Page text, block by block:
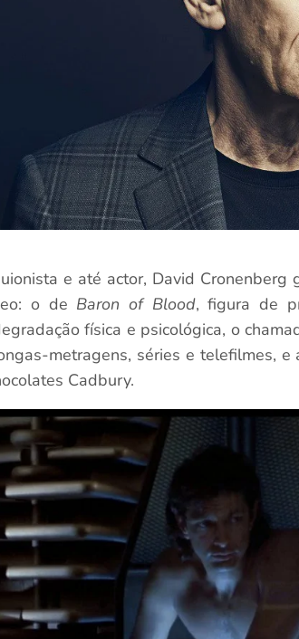
e até actor, David
o de Baron of Blood, figura de
física e psicológica, o
metragens, séries e telefilmes,
Cadbury.